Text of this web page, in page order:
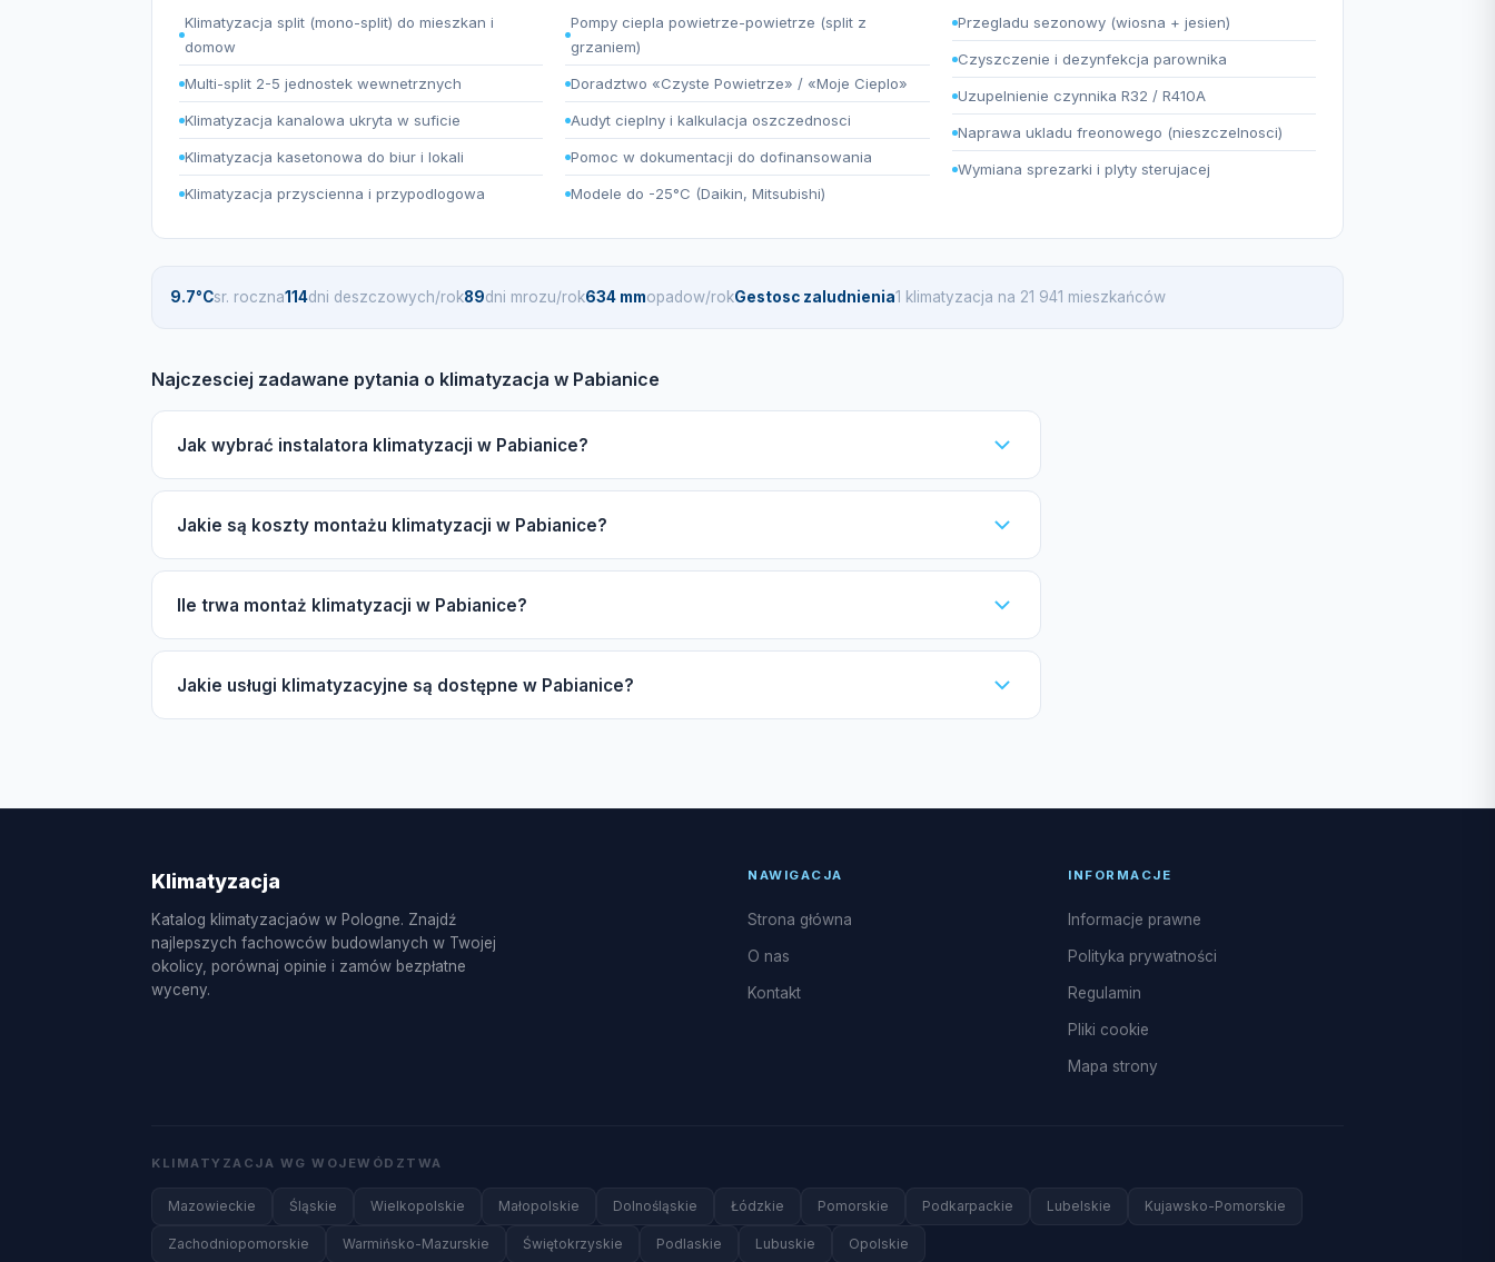
Klimatyzacja split (mono-split) do mieszkan i
domow
Multi-split 2-5 jednostek wewnetrznych
Klimatyzacja kanalowa ukryta w suficie
Klimatyzacja kasetonowa do biur i lokali
Klimatyzacja przyscienna i przypodlogowa
Pompy ciepla powietrze-powietrze (split z
grzaniem)
Doradztwo «Czyste Powietrze» / «Moje Cieplo»
Audyt cieplny i kalkulacja oszczednosci
Pomoc w dokumentacji do dofinansowania
Modele do -25°C (Daikin, Mitsubishi)
Przegladu sezonowy (wiosna + jesien)
Czyszczenie i dezynfekcja parownika
Uzupelnienie czynnika R32 / R410A
Naprawa ukladu freonowego (nieszczelnosci)
Wymiana sprezarki i plyty sterujacej
9.7°Csr. roczna114dni deszczowych/rok89dni mrozu/rok634 mmopadow/rokGestosc zaludnienia1 klimatyzacja na 21 941 mieszkańców
Najczesciej zadawane pytania o klimatyzacja w Pabianice
Jak wybrać instalatora klimatyzacji w Pabianice?
autoryzacje producentów Daikin, Mitsubishi, Samsung, gwarancję oraz opinie. Nasz katalog pomoże Ci znaleźć
Jakie są koszty montażu klimatyzacji w Pabianice?
wewnętrznych (split lub multi-split), marki (ekonomiczna lub premium) oraz długości instalacji miedzianej.
Ile trwa montaż klimatyzacji w Pabianice?
3 dni. W sezonie wiosna-lato czas oczekiwania może się wydłużyć.
Jakie usługi klimatyzacyjne są dostępne w Pabianice?
Klimatyzacja
Katalog klimatyzacjaów w Pologne. Znajdź
najlepszych fachowców budowlanych w Twojej
okolicy, porównaj opinie i zamów bezpłatne
wyceny.
NAWIGACJA
Strona główna
O nas
Kontakt
INFORMACJE
Informacje prawne
Polityka prywatności
Regulamin
Pliki cookie
Mapa strony
KLIMATYZACJA WG WOJEWÓDZTWA
Mazowieckie Śląskie Wielkopolskie Małopolskie Dolnośląskie Łódzkie Pomorskie Podkarpackie Lubelskie Kujawsko-Pomorskie
Zachodniopomorskie Warmińsko-Mazurskie Świętokrzyskie Podlaskie Lubuskie Opolskie